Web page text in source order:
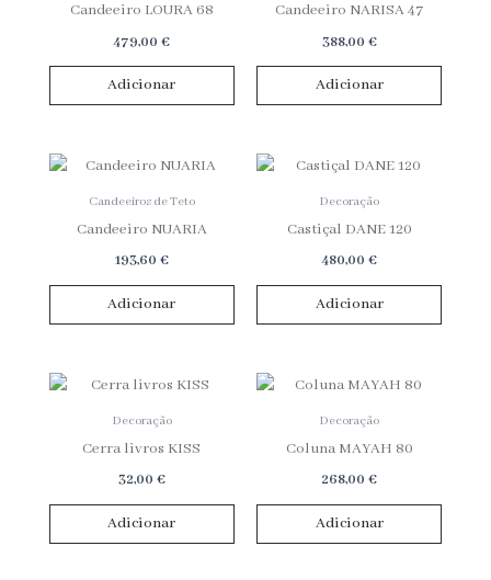
Candeeiro LOURA 68
479,00€
Adicionar
Candeeiro NARISA 47
388,00 €
Adicionar
Candeeiros de Teto
Candeeiro NUARIA
193,60 €
Adicionar
Decoração
Castiçal DANE 120
480,00€
Adicionar
Decoração
Cerra livros KISS
32,00 €
Adicionar
Decoração
Coluna MAYAH 80
268,00€
Adicionar